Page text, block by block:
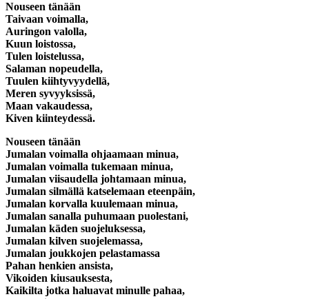
Nouseen tänään
Taivaan voimalla,
Auringon valolla,
Kuun loistossa,
Tulen loistelussa,
Salaman nopeudella,
Tuulen kiihtyvyydellä,
Meren syvyyksissä,
Maan vakaudessa,
Kiven kiinteydessä.
Nouseen tänään
Jumalan voimalla ohjaamaan minua,
Jumalan voimalla tukemaan minua,
Jumalan viisaudella johtamaan minua,
Jumalan silmällä katselemaan eteenpäin,
Jumalan korvalla kuulemaan minua,
Jumalan sanalla puhumaan puolestani,
Jumalan käden suojeluksessa,
Jumalan kilven suojelemassa,
Jumalan joukkojen pelastamassa
Pahan henkien ansista,
Vikoiden kiusauksesta,
Kaikilta jotka haluavat minulle pahaa,